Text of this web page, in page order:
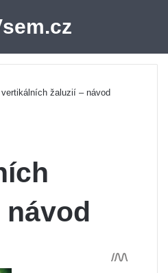
žaluzií – návod
návod